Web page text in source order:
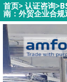
首页>认证咨询>
南：外贸企业合规